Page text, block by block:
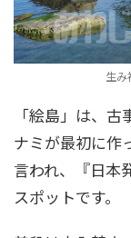
生み
「絵島」は、
ナミが最初に作
言われ、『日本
スポットです。